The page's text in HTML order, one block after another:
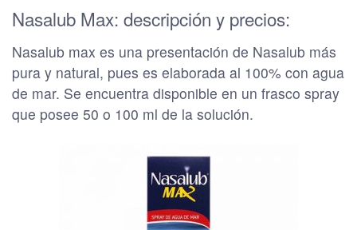
Nasalub Max: descripción y precios:
Nasalub max es una presentación de Nasalub más
pura y natural, pues es elaborada al 100% con agua
de mar. Se encuentra disponible en un frasco spray
que posee 50 o 100 ml de la solución.